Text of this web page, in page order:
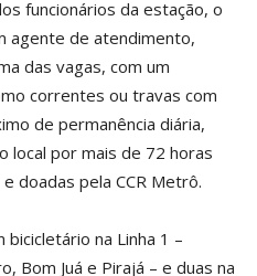
funcionários da estação, o
agente de atendimento,
das vagas, com um
correntes ou travas com
de permanência diária,
local por mais de 72 horas
doadas pela CCR Metrô.
bicicletário na Linha 1 –
Bom Juá e Pirajá – e duas na